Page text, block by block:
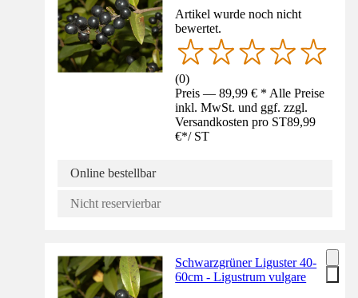
Artikel wurde noch nicht
bewertet.
(0)
Preis — 89,99 € * Alle Preise
inkl. MwSt. und ggf. zzgl.
Versandkosten pro ST89,99
€*/ ST
Online bestellbar
Nicht reservierbar
Schwarzgrüner Liguster 40-
60cm - Ligustrum vulgare